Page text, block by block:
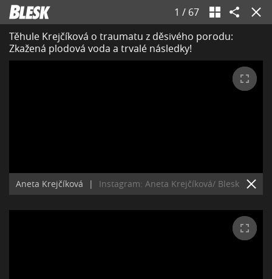
1 / 67
Těhule Krejčíková o traumatu z děsivého porodu:
Zkažená plodová voda a trvalé následky!
Aneta Krejčíková | Instagram: Aneta Krejčíková/ Blesk